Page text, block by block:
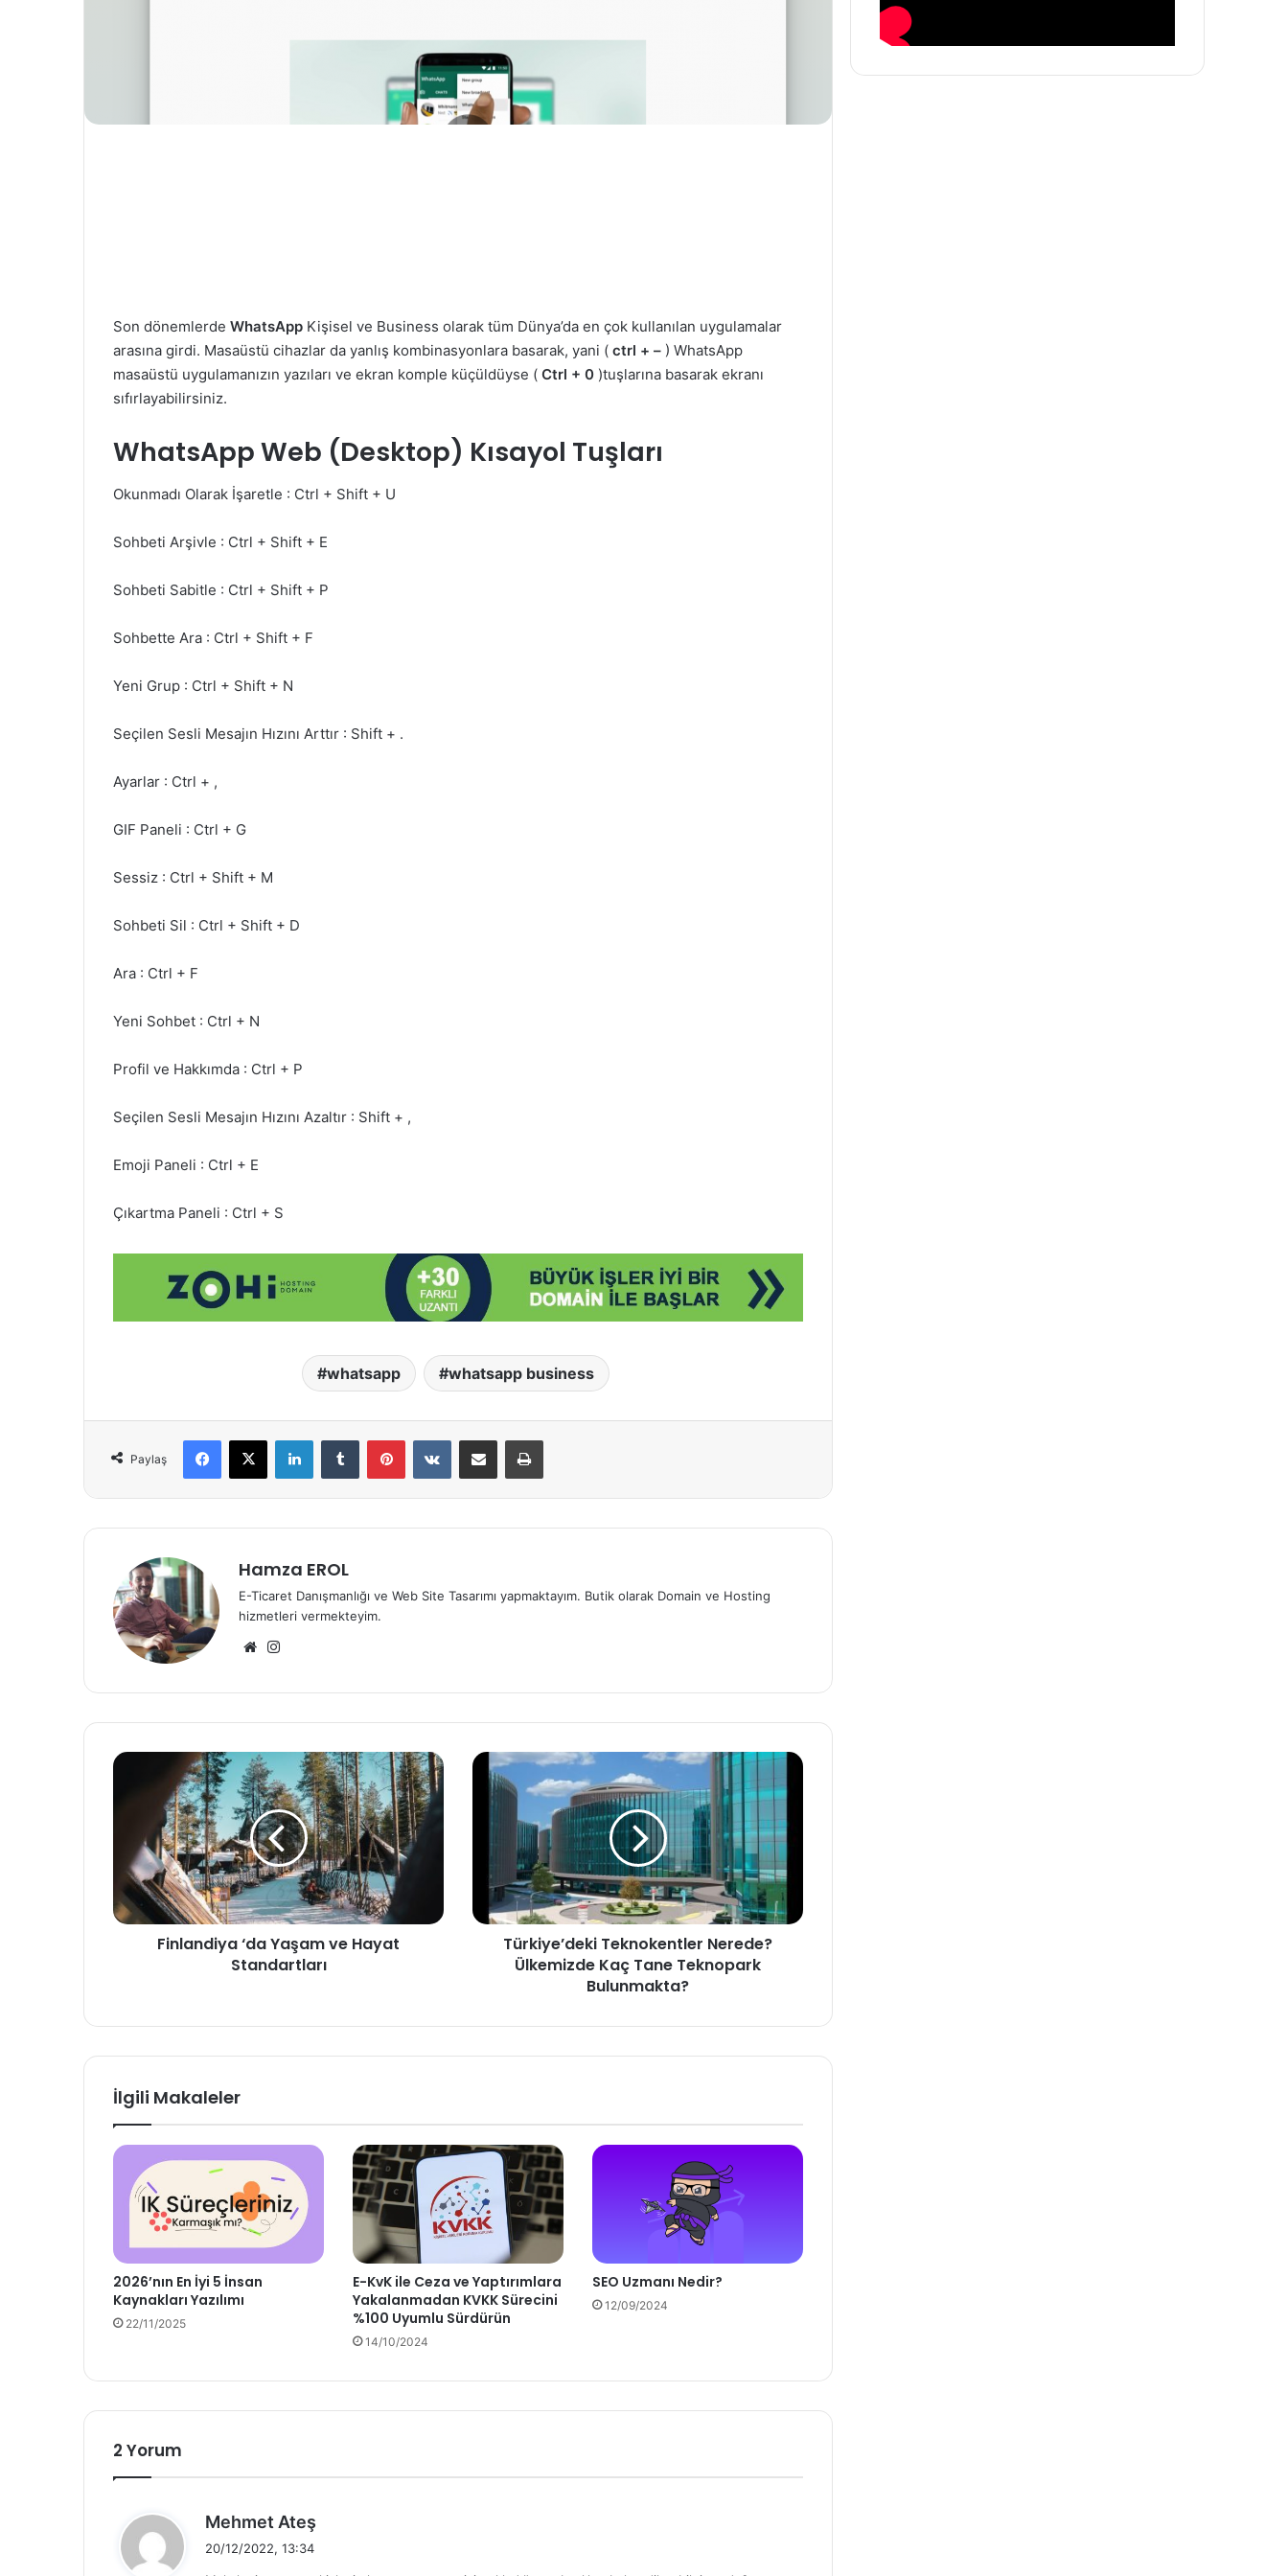
Son dönemlerde WhatsApp Kişisel ve Business olarak tüm Dünya’da en çok kullanılan uygulamalar
arasına girdi. Masaüstü cihazlar da yanlış kombinasyonlara basarak, yani ( ctrl + – ) WhatsApp
masaüstü uygulamanızın yazıları ve ekran komple küçüldüyse ( Ctrl + 0 )tuşlarına basarak ekranı
sıfırlayabilirsiniz.
WhatsApp Web (Desktop) Kısayol Tuşları
Okunmadı Olarak İşaretle : Ctrl + Shift + U
Sohbeti Arşivle : Ctrl + Shift + E
Sohbeti Sabitle : Ctrl + Shift + P
Sohbette Ara : Ctrl + Shift + F
Yeni Grup : Ctrl + Shift + N
Seçilen Sesli Mesajın Hızını Arttır : Shift + .
Ayarlar : Ctrl + ,
GIF Paneli : Ctrl + G
Sessiz : Ctrl + Shift + M
Sohbeti Sil : Ctrl + Shift + D
Ara : Ctrl + F
Yeni Sohbet : Ctrl + N
Profil ve Hakkımda : Ctrl + P
Seçilen Sesli Mesajın Hızını Azaltır : Shift + ,
Emoji Paneli : Ctrl + E
Çıkartma Paneli : Ctrl + S
whatsapp whatsapp business
Paylaş
Facebook
X LinkedInTumblr PinterestVKontakteE-Posta ile paylaş Yazdır
Hamza EROL
E-Ticaret Danışmanlığı ve Web Site Tasarımı yapmaktayım. Butik olarak Domain ve Hosting
hizmetleri vermekteyim.
Web
Finlandiya
Hayat
Standartları
Finlandiya ‘da Yaşam ve Hayat
Standartları
Türkiye’deki
Teknokentler
Nerede?
Ülkemizde
Teknopark
Bulunmakta?
Türkiye’deki Teknokentler Nerede?
Ülkemizde Kaç Tane Teknopark
Bulunmakta?
İlgili Makaleler
2026’nın En İyi 5 İnsan
Kaynakları Yazılımı
22/11/2025
E-KvK ile Ceza ve Yaptırımlara
Yakalanmadan KVKK Sürecini
%100 Uyumlu Sürdürün
14/10/2024
SEO Uzmanı Nedir?
12/09/2024
2 Yorum
Mehmet Ateş
20/12/2022, 13:34